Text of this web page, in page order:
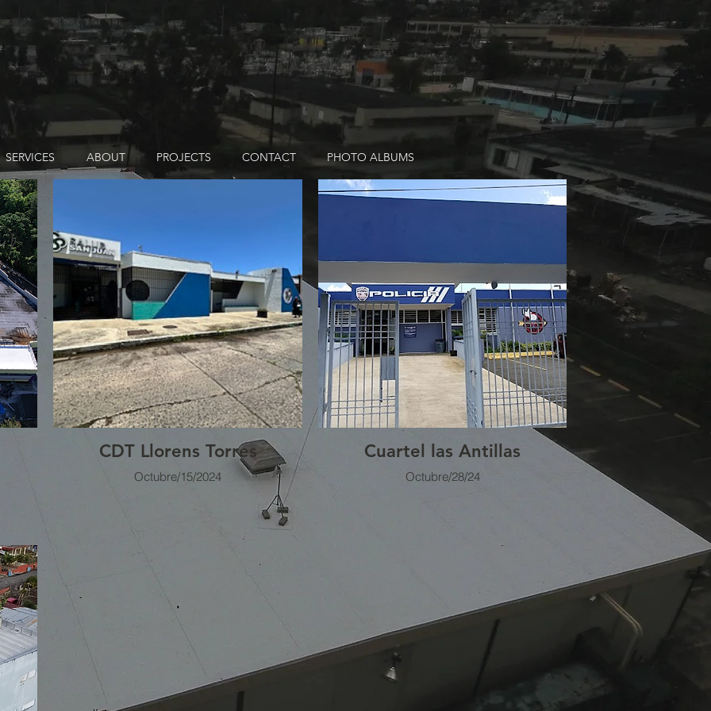
SERVICES ABOUT PROJECTS CONTACT PHOTO ALBUMS
CDT Llorens Torres
Octubre/15/2024
Cuartel las Antillas
Octubre/28/24